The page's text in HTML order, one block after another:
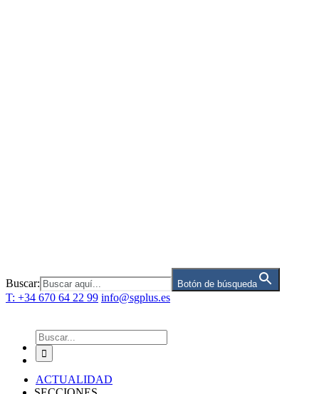
Buscar: Botón de búsqueda
T: +34 670 64 22 99 info@sgplus.es
Buscar:
ACTUALIDAD